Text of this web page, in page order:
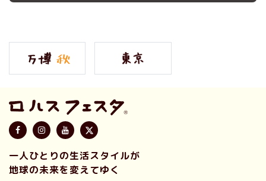
一人ひとりの生活スタイルが
地球の未来を変えてゆく